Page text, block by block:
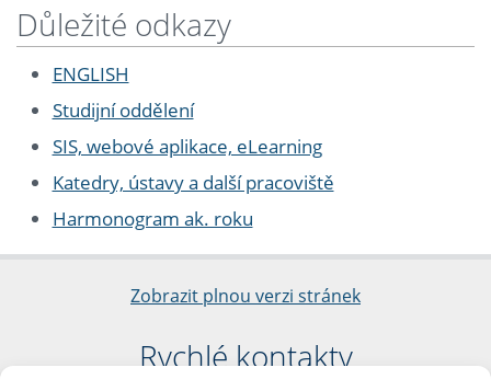
Důležité odkazy
ENGLISH
Studijní oddělení
SIS, webové aplikace, eLearning
Katedry, ústavy a další pracoviště
Harmonogram ak. roku
Zobrazit plnou verzi stránek
Rychlé kontakty